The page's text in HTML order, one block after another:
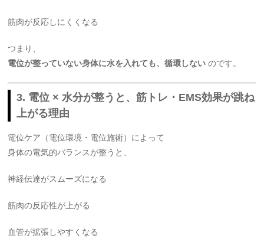
筋肉が反応しにくくなる
つまり、
電位が整っていない身体に水を入れても、循環しない のです。
3. 電位 × 水分が整うと、筋トレ・EMS効果が跳ね
上がる理由
電位ケア（電位環境・電位施術）によって
身体の電気的バランスが整うと、
神経伝達がスムーズになる
筋肉の反応性が上がる
血管が拡張しやすくなる